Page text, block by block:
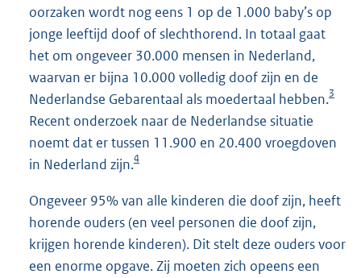
oorzaken wordt nog eens 1 op de 1.000 baby’s op
jonge leeftijd doof of slechthorend. In totaal gaat
het om ongeveer 30.000 mensen in Nederland,
waarvan er bijna 10.000 volledig doof zijn en de
Nederlandse Gebarentaal als moedertaal hebben.3
Recent onderzoek naar de Nederlandse situatie
noemt dat er tussen 11.900 en 20.400 vroegdoven
in Nederland zijn.4
Ongeveer 95% van alle kinderen die doof zijn, heeft
horende ouders (en veel personen die doof zijn,
krijgen horende kinderen). Dit stelt deze ouders voor
een enorme opgave. Zij moeten zich opeens een